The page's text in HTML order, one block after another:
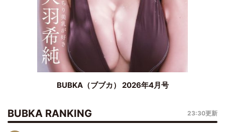
BUBKA（ブブカ） 2026年4月号
BUBKA RANKING 23:30更新